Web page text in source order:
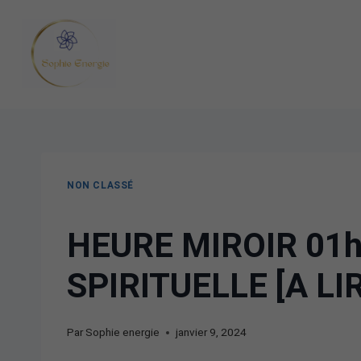
NON CLASSÉ
HEURE MIROIR
SPIRITUELLE [A
Par Sophie energie janvier 9, 2024